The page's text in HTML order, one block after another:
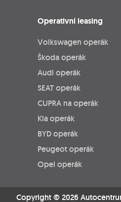
Operativní leasing
Volkswagen operák
Škoda operák
Audi operák
SEAT operák
CUPRA na operák
Kia operák
BYD operák
Peugeot operák
Opel operák
Copyright © 2026